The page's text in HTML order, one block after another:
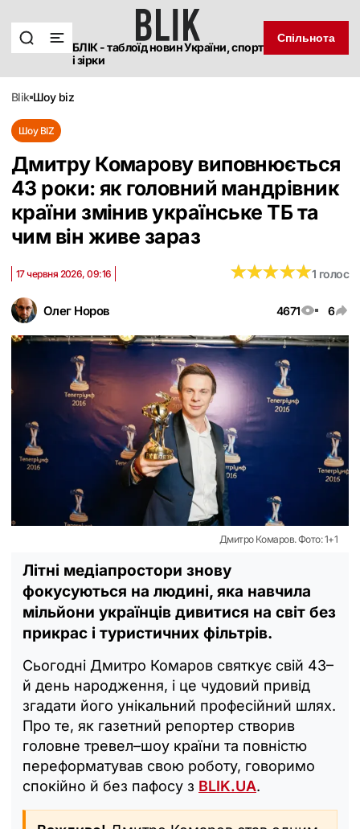
БЛІК - таблоїд новин України, спорт
і зірки
Спільнота
blik шоу biz
Шоу BIZ
Дмитру Комарову виповнюється
43 роки: як головний мандрівник
країни змінив українське ТБ та
чим він живе зараз
Олег Норов 4671 6
17 червня 2026, 09:16 ★★★★★
★★★★★1 голос
Дмитро Комаров. Фото: 1+1
Літні медіапростори знову
фокусуються на людині, яка навчила
мільйони українців дивитися на світ без
прикрас і туристичних фільтрів.
Сьогодні Дмитро Комаров святкує свій 43–
й день народження, і це чудовий привід
згадати його унікальний професійний шлях.
Про те, як газетний репортер створив
головне тревел–шоу країни та повністю
переформатував свою роботу, говоримо
спокійно й без пафосу з BLIK.UA.